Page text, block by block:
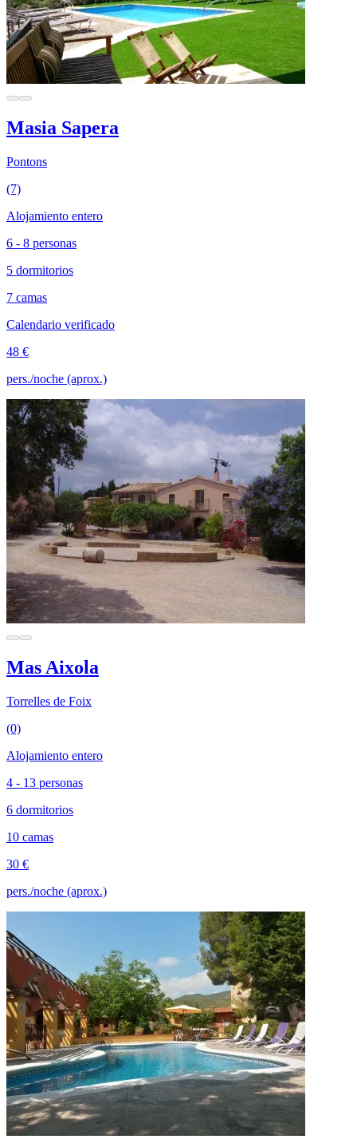
Masia Sapera
Pontons
(7)
Alojamiento entero
6 - 8 personas
5 dormitorios
7 camas
Calendario verificado
48 €
pers./noche (aprox.)
Mas Aixola
Torrelles de Foix
(0)
Alojamiento entero
4 - 13 personas
6 dormitorios
10 camas
30 €
pers./noche (aprox.)